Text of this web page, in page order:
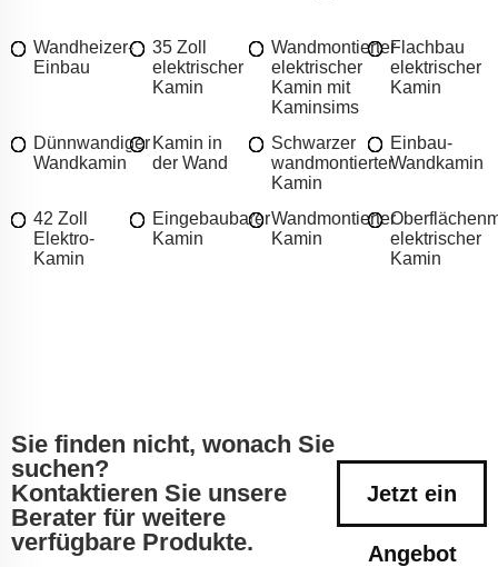
Wandheizer-
Einbau
35 Zoll
elektrischer
Kamin
Wandmontierter
elektrischer
Kamin mit
Kaminsims
Flachbau
elektrischer
Kamin
Dünnwandiger
Wandkamin
Kamin in
der Wand
Schwarzer
wandmontierter
Kamin
Einbau-
Wandkamin
42 Zoll
Elektro-
Kamin
Eingebaubarer
Kamin
Wandmontierter
Kamin
elektrischer
Kamin
Sie finden nicht, wonach Sie
suchen?
Kontaktieren Sie unsere
Berater für weitere
verfügbare Produkte.
Jetzt ein
Angebot